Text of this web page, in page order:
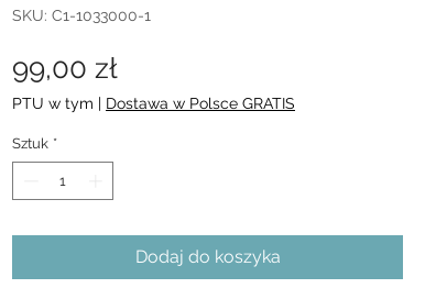
SKU: C1-1033000-1
99,00 zł
PTU w tym | Dostawa w Polsce GRATIS
Sztuk *
Dodaj do koszyka